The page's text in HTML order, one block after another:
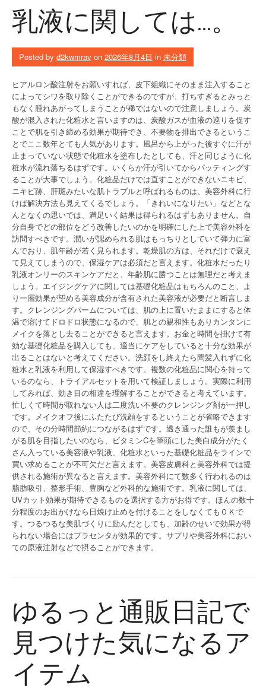
乳液に関しては…。
Posted by d2kwmrav on 2026年8月4日 in 未分類
ヒアルロン酸注射をお願いすれば、皮下組織にそのまま注入すること
によってシワを取り除くことができるのですが、打ちすぎるとみっと
もなく腫れあがってしまうことが稀ではないので注意しましょう。炭
酸が混入された化粧水と言いますのは、炭酸ガスが血液の巡りを促す
ことで肌を引き締める効果が期待でき、不要物を排出できるというこ
とでここ数年とても人気があります。風呂から上がった後すぐに汗が
止まっていない状態で化粧水を塗布したとしても、汗と同じように化
粧水が流れ落ちるはずです。いくらか汗が引いてからパッティングす
ることが大事でしょう。化粧品だけでは直すことができないニキビ、
ニキビ跡、肝斑みたいな肌トラブルと呼ばれるものは、美容外科に行
けば解決方法も見えてくるでしょう。「きれいになりたい」などとな
んとなくの思いでは、満足いく結果は得られるはずもありません。自
分自身でどの部位をどう改善したいのかを明確にした上で美容外科を
訪問すべきです。潤いが認められる肌はもっちりとしていて弾力に富
んでおり、肌年齢が若く見られます。乾燥肌の方は、それだけで衰え
て見えてしまうので、保湿ケアは必須だと言えます。化粧水だったり
乳液オンリーのスキンケアだと、年齢肌に勝つことは無理だと考えま
しょう。エイジングケアに関しては基礎化粧品はもちろんのこと、よ
り一層効果が望める美容成分が含有された美容液が必要だと断言しま
す。クレンジングパームについては、肌の上に置いたままにすると体
温で溶けてドロドロ状態になるので、肌との親和性もありカンタンに
メイクを落とし去ることができると言えます。お金と時間を掛けて有
効な基礎化粧品を購入しても、適当にケアをしていると十分な効果が
出ることはないと考えてください。洗顔をし終えたら間髪入れずに化
粧水と乳液を利用して保湿すべきです。複数の化粧品に関心を持って
いるのなら、トライアルセットを用いて検証しましょう。実際に利用
してみれば、効き目の相違を理解することができると考えています。
忙しくて時間が取れない人は二度洗い不要のクレンジング剤が一押し
です。メイクオフ後にふたたび洗顔をするということが省略できます
ので、その分時間節約につながるはずです。透き通った誰もが羨まし
がる肌を目指したいのなら、ビタミンCを筆頭にした美白成分がたく
さん入っている美容液や乳液、化粧水といった基礎化粧品をラインで
買い求めることが不可欠だと言えます。美容皮膚科と美容外科では提
供される施術が異なると言えます。美容外科にて数多く行われるのは
脂肪吸引、整形手術、豊胸など外科的な施術です。乳液に関しては、
UVカット効果が期待できるものを選択する方がお得です。ほんの数十
分程度のお出かけなら日焼け止めを付けることをしなくてもＯＫで
す。つるつるな美肌づくりに励んだとしても、加齢のせいで効果が得
られない場合にはプラセンタが効果的です。サプリや美容外科におい
ての原液注射などで摂ることができます。
ゆるっと通販日記で
見つけた気になるア
イテム